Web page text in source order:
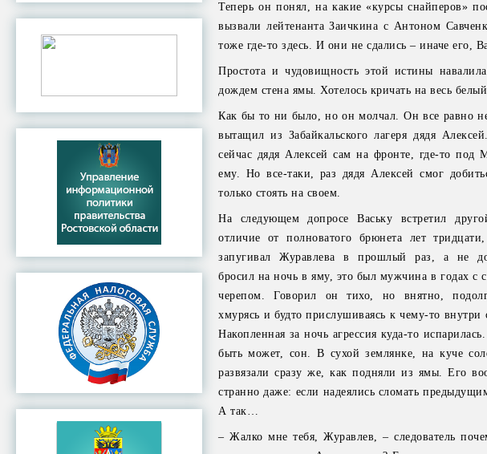
Теперь он понял, на какие «курсы снайперов»
вызвали лейтенанта Заичкина с Антоном
тоже где-то здесь. И они не сдались – иначе его,
Простота и чудовищность этой истины
дождем стена ямы. Хотелось кричать на весь белый
Как бы то ни было, но он молчал. Он все равно
вытащил из Забайкальского лагеря дядя
сейчас дядя Алексей сам на фронте, где-то под
ему. Но все-таки, раз дядя Алексей смог
только стоять на своем.
На следующем допросе Ваську встретил
отличие от полноватого брюнета лет
запугивал Журавлева в прошлый раз, а не
бросил на ночь в яму, это был мужчина в годах с
черепом. Говорил он тихо, но внятно,
хмурясь и будто прислушиваясь к чему-то внутри
Накопленная за ночь агрессия куда-то
быть может, сон. В сухой землянке, на куче
развязали сразу же, как подняли из ямы. Его
странно даже: если надеялись сломать
А так…
– Жалко мне тебя, Журавлев, – следователь